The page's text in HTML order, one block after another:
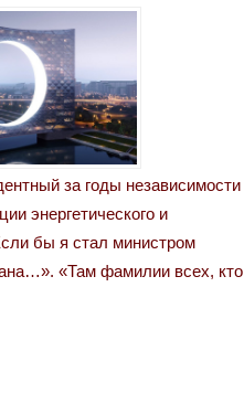
за годы независимости
энергетического и
бы я стал министром
«Там фамилии всех, кто